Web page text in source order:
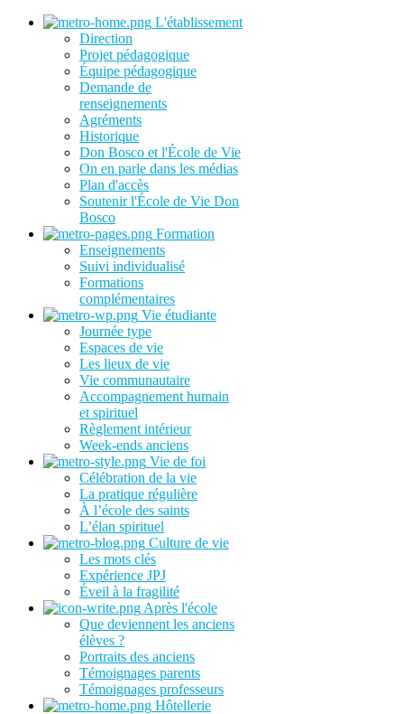
L'établissement
Direction
Projet pédagogique
Équipe pédagogique
Demande de
renseignements
Agréments
Historique
Don Bosco et l'École de Vie
On en parle dans les médias
Plan d'accès
Soutenir l'École de Vie Don
Bosco
Formation
Enseignements
Suivi individualisé
Formations
complémentaires
Vie étudiante
Journée type
Espaces de vie
Les lieux de vie
Vie communautaire
Accompagnement humain
et spirituel
Règlement intérieur
Week-ends anciens
Vie de foi
Célébration de la vie
La pratique régulière
À l’école des saints
L’élan spirituel
Culture de vie
Les mots clés
Expérience JPJ
Éveil à la fragilité
Après l'école
Que deviennent les anciens
élèves ?
Portraits des anciens
Témoignages parents
Témoignages professeurs
Hôtellerie